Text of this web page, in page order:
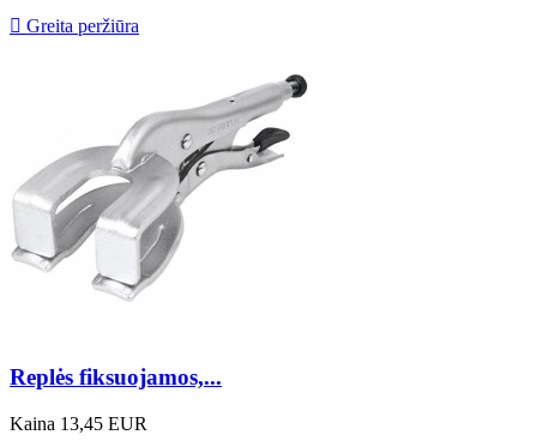
 Greita peržiūra
Replės fiksuojamos,...
Kaina 13,45 EUR